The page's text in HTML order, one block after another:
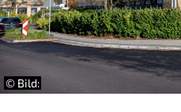
© Bild: